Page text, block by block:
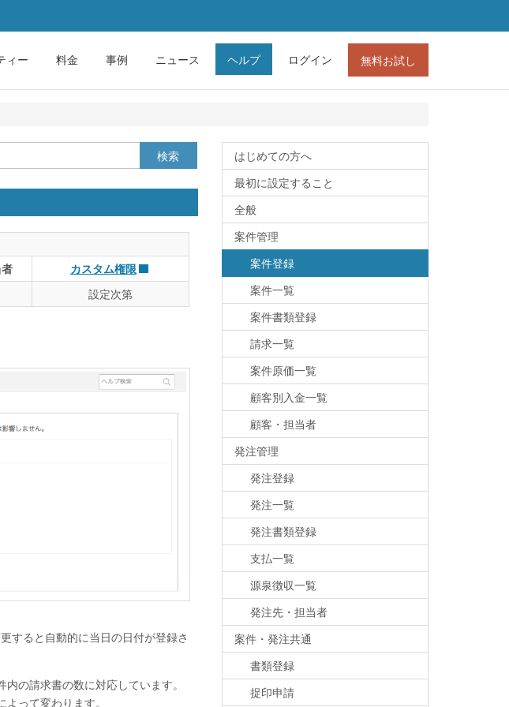
ィー 料金 事例 ニュース ヘルプ ログイン 無料お試し
検索
カスタム権限
設定次第
すると自動的に当日の日付が登録さ
の請求書の数に対応しています。
って変わります。
はじめての方へ
最初に設定すること
全般
案件管理
案件登録
案件一覧
案件書類登録
請求一覧
案件原価一覧
顧客別入金一覧
顧客・担当者
発注管理
発注登録
発注一覧
発注書類登録
支払一覧
源泉徴収一覧
発注先・担当者
案件・発注共通
書類登録
捉印申請